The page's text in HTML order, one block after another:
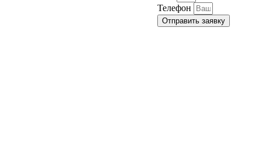
Телефон
Отправить заявку